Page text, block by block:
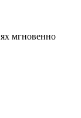
мгновенно